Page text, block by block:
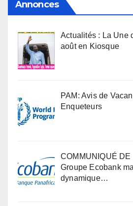
Annonces
Actualités : La Une
août en Kiosque
PAM: Avis de
Enqueteurs
COMMUNIQUÉ
Groupe Ecobank
dynamique…